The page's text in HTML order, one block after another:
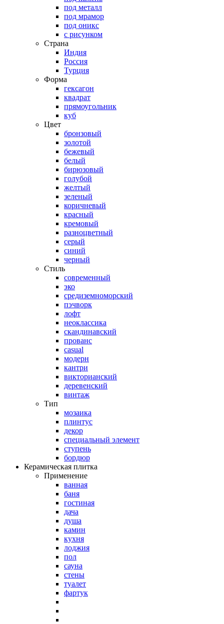
под металл
под мрамор
под оникс
с рисунком
Страна
Индия
Россия
Турция
Форма
гексагон
квадрат
прямоугольник
куб
Цвет
бронзовый
золотой
бежевый
белый
бирюзовый
голубой
желтый
зеленый
коричневый
красный
кремовый
разноцветный
серый
синий
черный
Стиль
современный
эко
средиземноморский
пэчворк
лофт
неоклассика
скандинавский
прованс
casual
модерн
кантри
викторианский
деревенский
винтаж
Тип
мозаика
плинтус
декор
специальный элемент
ступень
бордюр
Керамическая плитка
Применение
ванная
баня
гостиная
дача
душа
камин
кухня
лоджия
пол
сауна
стены
туалет
фартук